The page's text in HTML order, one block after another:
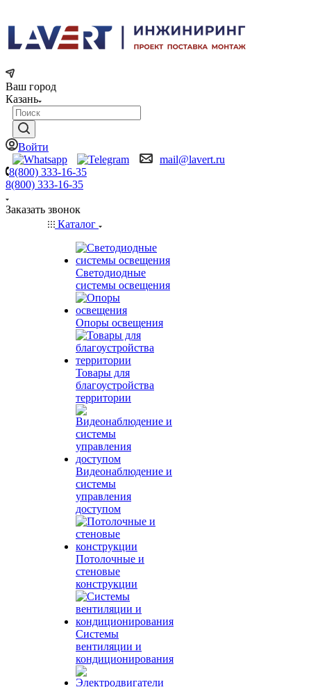
Ваш город
Казань
Войти
mail@lavert.ru
8(800) 333-16-35
8(800) 333-16-35
Заказать звонок
Каталог
Светодиодные
системы освещения
Опоры освещения
Товары для
благоустройства
территории
Видеонаблюдение и
системы
управления
доступом
Потолочные и
стеновые
конструкции
Системы
вентиляции и
кондиционирования